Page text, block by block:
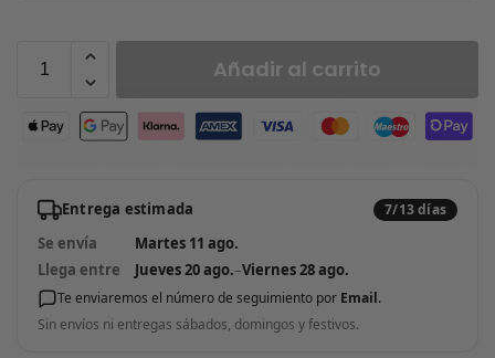
Añadir al carrito
Entrega estimada 7/13 días
Se envía
Martes 11 ago.
Llega entre
Jueves 20 ago.–Viernes 28 ago.
Te enviaremos el número de seguimiento por Email.
Sin envíos ni entregas sábados, domingos y festivos.